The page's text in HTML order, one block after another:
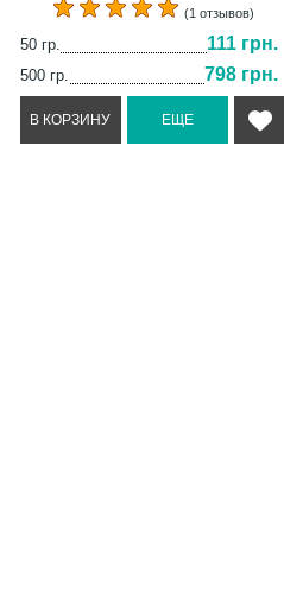
(1 отзывов)
50 гр. 111 грн.
500 гр. 798 грн.